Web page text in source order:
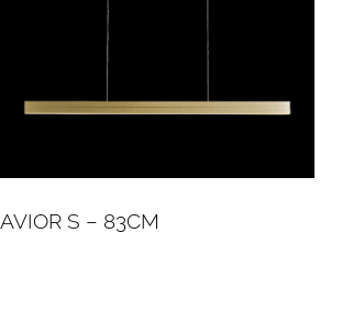
AVIOR S – 83CM